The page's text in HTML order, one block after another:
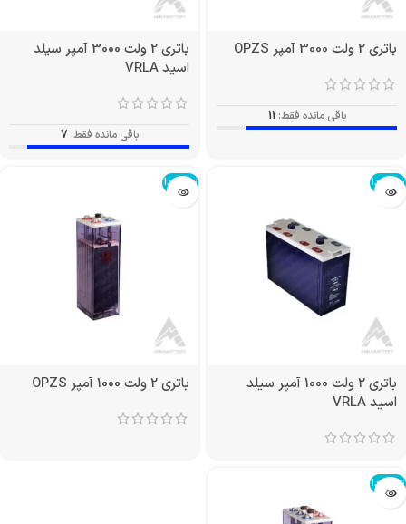
باتری 2 ولت 3000 آمپر OPZS
باقی مانده فقط: 11
باتری 2 ولت 3000 آمپر سیلد
اسید VRLA
باقی مانده فقط: 7
تمام شد!
باتری 2 ولت 1000 آمپر سیلد
اسید VRLA
تمام شد!
باتری 2 ولت 1000 آمپر OPZS
تمام شد!